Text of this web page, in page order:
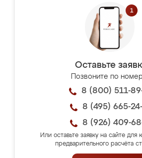
Оставьте
Позвоните по
8 (800) 511-
8 (495) 665-
8 (926) 409-
Или оставьте заявку на сайте для
предварительного расчёта